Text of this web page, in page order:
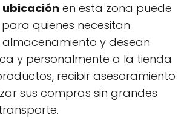
ubicación en esta zona puede
quienes necesitan
almacenamiento y desean
y personalmente a la tienda
recibir asesoramiento
sus compras sin grandes